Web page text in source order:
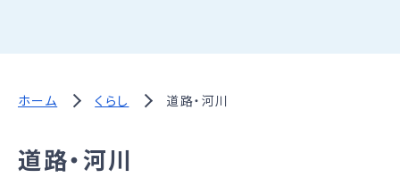
ホーム くらし 道路・河川
道路・河川